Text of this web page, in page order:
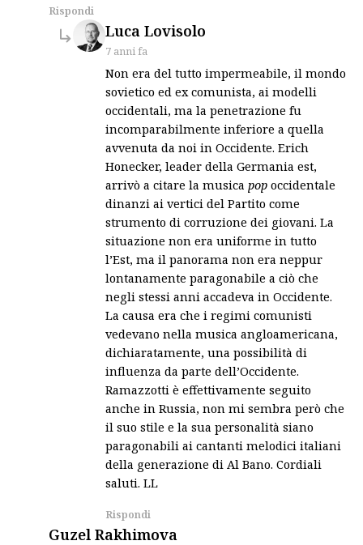
Rispondi
Luca Lovisolo
7 anni fa
Non era del tutto impermeabile, il mondo
sovietico ed ex comunista, ai modelli
occidentali, ma la penetrazione fu
incomparabilmente inferiore a quella
avvenuta da noi in Occidente. Erich
Honecker, leader della Germania est,
arrivò a citare la musica pop occidentale
dinanzi ai vertici del Partito come
strumento di corruzione dei giovani. La
situazione non era uniforme in tutto
l’Est, ma il panorama non era neppur
lontanamente paragonabile a ciò che
negli stessi anni accadeva in Occidente.
La causa era che i regimi comunisti
vedevano nella musica angloamericana,
dichiaratamente, una possibilità di
influenza da parte dell’Occidente.
Ramazzotti è effettivamente seguito
anche in Russia, non mi sembra però che
il suo stile e la sua personalità siano
paragonabili ai cantanti melodici italiani
della generazione di Al Bano. Cordiali
saluti. LL
Rispondi
Guzel Rakhimova